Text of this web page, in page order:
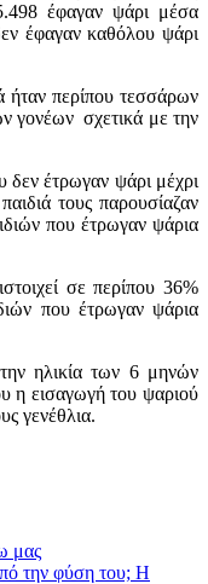
έφαγαν ψάρι μέσα
έφαγαν καθόλου ψάρι
ήταν περίπου τεσσάρων
γονέων σχετικά με την
έτρωγαν ψάρι μέχρι
τους παρουσίαζαν
που έτρωγαν ψάρια
σε περίπου 36%
που έτρωγαν ψάρια
ηλικία των 6 μηνών
η εισαγωγή του ψαριού
γενέθλια.
μας
την φύση του; Η